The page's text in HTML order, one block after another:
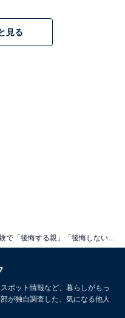
大学受験で「後悔する親」「後悔しない親」の差。高1・高2から差がつく「親子のスタンス」
見る
ポット情報など、暮らしがもっ
が独自調査した、気になる他人